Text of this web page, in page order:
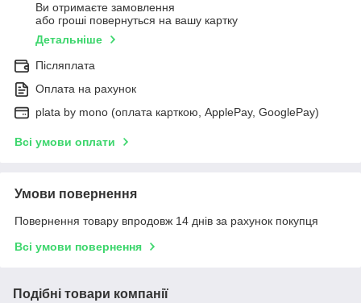
Ви отримаєте замовлення
або гроші повернуться на вашу картку
Детальніше
Післяплата
Оплата на рахунок
plata by mono (оплата карткою, ApplePay, GooglePay)
Всі умови оплати
Умови повернення
Повернення товару впродовж 14 днів за рахунок покупця
Всі умови повернення
Подібні товари компанії